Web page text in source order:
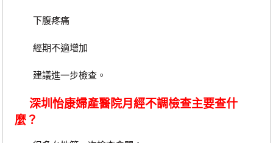
下腹疼痛
經期不適增加
建議進一步檢查。
深圳怡康婦產醫院月經不調檢查主要查什
麼？